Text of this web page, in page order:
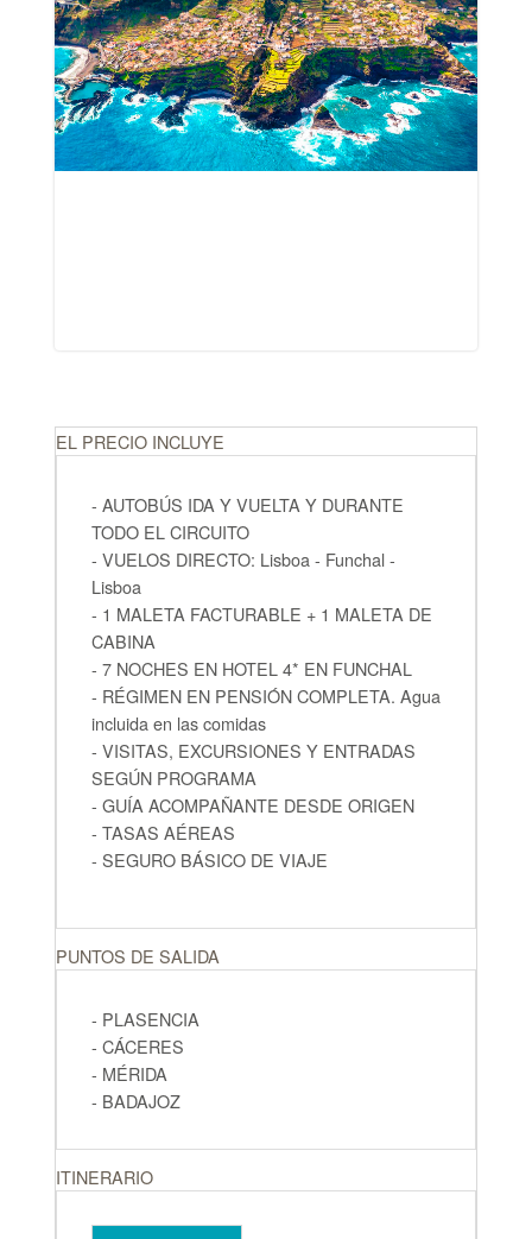
EL PRECIO INCLUYE
- AUTOBÚS IDA Y VUELTA Y DURANTE
TODO EL CIRCUITO
- VUELOS DIRECTO: Lisboa - Funchal -
Lisboa
- 1 MALETA FACTURABLE + 1 MALETA DE
CABINA
- 7 NOCHES EN HOTEL 4* EN FUNCHAL
- RÉGIMEN EN PENSIÓN COMPLETA. Agua
incluida en las comidas
- VISITAS, EXCURSIONES Y ENTRADAS
SEGÚN PROGRAMA
- GUÍA ACOMPAÑANTE DESDE ORIGEN
- TASAS AÉREAS
- SEGURO BÁSICO DE VIAJE
PUNTOS DE SALIDA
- PLASENCIA
- CÁCERES
- MÉRIDA
- BADAJOZ
ITINERARIO